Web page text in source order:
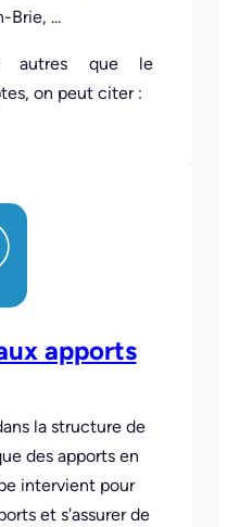
Brie, ...
autres que le
on peut citer :
apports
la structure de
des apports en
intervient pour
et s'assurer de